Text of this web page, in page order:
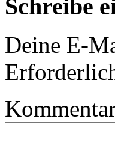
Schreibe
Deine E-